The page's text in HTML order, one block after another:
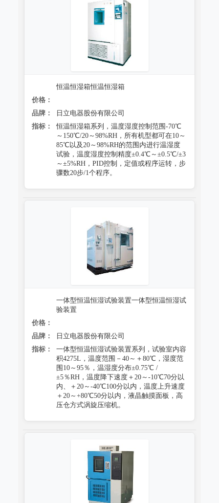
恒温恒湿箱恒温恒湿箱
价格：
品牌：
日立电器股份有限公司
指标：
恒温恒湿箱系列，温度湿度控制范围-70℃
～150℃/20～98%RH，所有机型都可在10～
85℃以及20～98%RH的范围内进行温湿度
试验，温度湿度控制精度±0.4℃～±0.5℃/±3
～±5%RH，PID控制，定值或程序运转，步
骤数20步/1个程序。
一体型恒温恒湿试验装置一体型恒温恒湿试
验装置
价格：
品牌：
日立电器股份有限公司
指标：
一体型恒温恒湿试验装置系列，试验室内容
积4275L，温度范围－40～＋80℃，湿度范
围10～95％，温湿度分布±0.75℃ /
±5％RH，温度降下速度＋20～-10℃70分以
内、＋20～-40℃100分以内，温度上升速度
＋20～+80℃50分以内，液晶触摸面板，高
压仓方式涡旋压缩机。